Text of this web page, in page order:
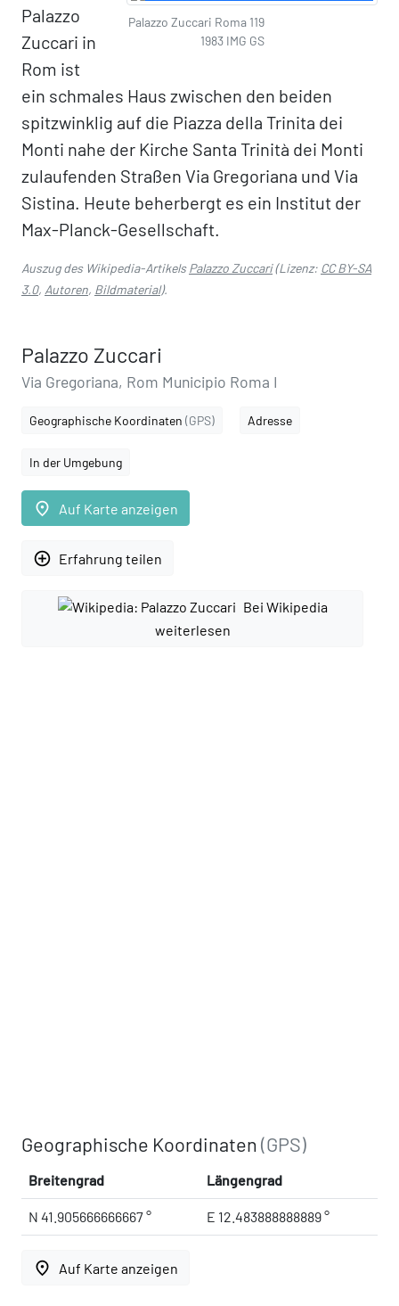
Palazzo Zuccari Roma 119
1983 IMG GS
Palazzo
Zuccari in
Rom ist
ein schmales Haus zwischen den beiden
spitzwinklig auf die Piazza della Trinita dei
Monti nahe der Kirche Santa Trinità dei Monti
zulaufenden Straßen Via Gregoriana und Via
Sistina. Heute beherbergt es ein Institut der
Max-Planck-Gesellschaft.
Auszug des Wikipedia-ArtikelsPalazzo Zuccari(Lizenz: CC BY-SA
3.0, Autoren, Bildmaterial).
Palazzo Zuccari
Via Gregoriana, Rom Municipio Roma I
Geographische Koordinaten (GPS) Adresse
In der Umgebung
place Auf Karte anzeigen
add_circle_outline Erfahrung teilen
Bei Wikipedia
weiterlesen
Geographische Koordinaten(GPS)
Breitengrad Längengrad
N 41.905666666667 ° E 12.483888888889 °
place Auf Karte anzeigen